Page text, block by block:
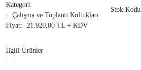
Kategori
Çalışma ve Toplantı Koltukları
Stok Kodu
Fiyat 21.920,00 TL + KDV
İlgili Ürünler